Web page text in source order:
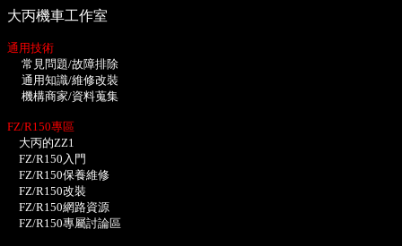
大丙機車工作室
通用技術
常見問題/故障排除
通用知識/維修改裝
機構商家/資料蒐集
FZ/R150專區
大丙的ZZ1
FZ/R150入門
FZ/R150保養維修
FZ/R150改裝
FZ/R150網路資源
FZ/R150專屬討論區